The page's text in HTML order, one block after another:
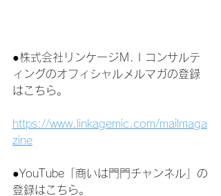
●株式会社リンケージＭ.Ｉコンサルテ
ィングのオフィシャルメルマガの登録
はこちら。
https://www.linkagemic.com/mailmaga
zine
●YouTube「商いは門門チャンネル」の
登録はこちら。